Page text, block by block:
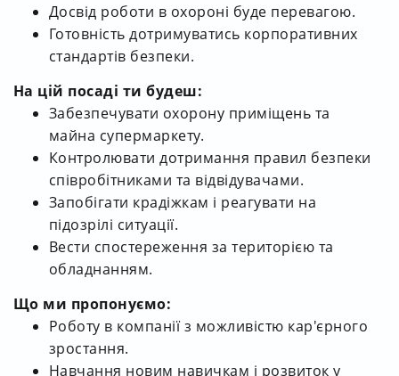
Досвід роботи в охороні буде перевагою.
Готовність дотримуватись корпоративних
стандартів безпеки.
На цій посаді ти будеш:
Забезпечувати охорону приміщень та
майна супермаркету.
Контролювати дотримання правил безпеки
співробітниками та відвідувачами.
Запобігати крадіжкам і реагувати на
підозрілі ситуації.
Вести спостереження за територією та
обладнанням.
Що ми пропонуємо:
Роботу в компанії з можливістю кар'єрного
зростання.
Навчання новим навичкам і розвиток у